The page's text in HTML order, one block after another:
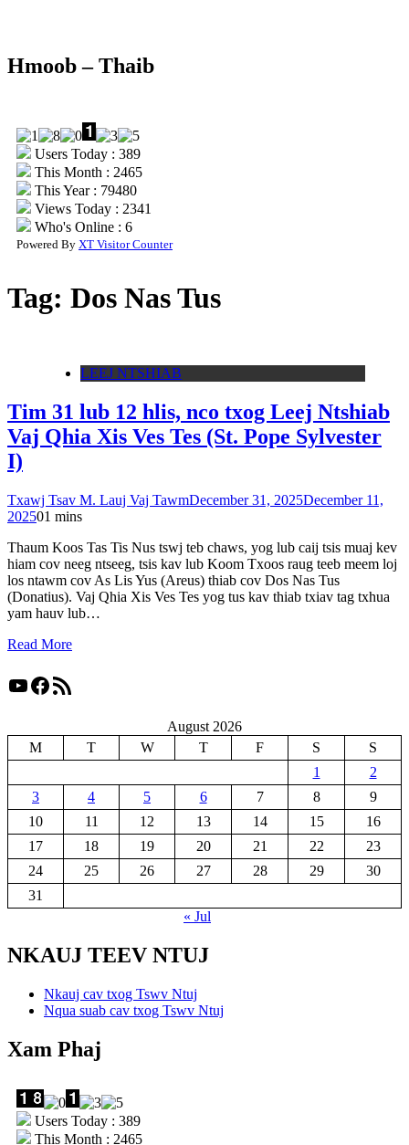
Hmoob – Thaib
Users Today : 389
This Month : 2465
This Year : 79480
Views Today : 2341
Who's Online : 6
Powered By XT Visitor Counter
Tag: Dos Nas Tus
LEEJ NTSHIAB
Tim 31 lub 12 hlis, nco txog Leej Ntshiab
Vaj Qhia Xis Ves Tes (St. Pope Sylvester
I)
Txawj Tsav M. Lauj Vaj TawmDecember 31, 2025December 11,
202501 mins
Thaum Koos Tas Tis Nus tswj teb chaws, yog lub caij tsis muaj kev
hiam cov neeg ntseeg, tsis kav lub Koom Txoos raug teeb meem loj
los ntawm cov As Lis Yus (Areus) thiab cov Dos Nas Tus
(Donatius). Vaj Qhia Xis Ves Tes yog tus kav thiab txiav tag txhua
yam hauv lub…
Read More
YouTube
Facebook
RSS Feed
August 2026
M
T W T F S
S
1
2
3
4 5 6 7 8
9
10
11 12 13 14 15
16
17
18 19 20 21 22
23
24
25 26 27 28 29
30
31
« Jul
NKAUJ TEEV NTUJ
Nkauj cav txog Tswv Ntuj
Nqua suab cav txog Tswv Ntuj
Xam Phaj
Users Today : 389
This Month : 2465